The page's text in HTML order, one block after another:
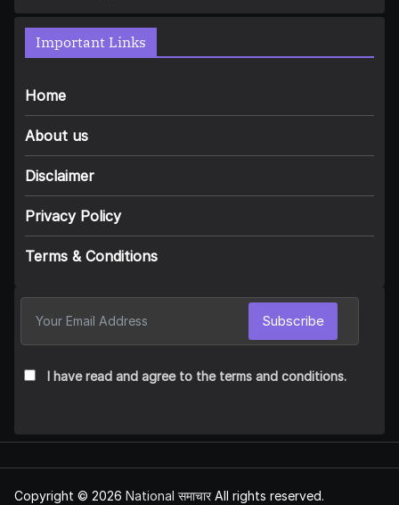
Important Links
Home
About us
Disclaimer
Privacy Policy
Terms & Conditions
I have read and agree to the terms and conditions.
Subscribe
Copyright © 2026 National समाचारAll rights reserved.